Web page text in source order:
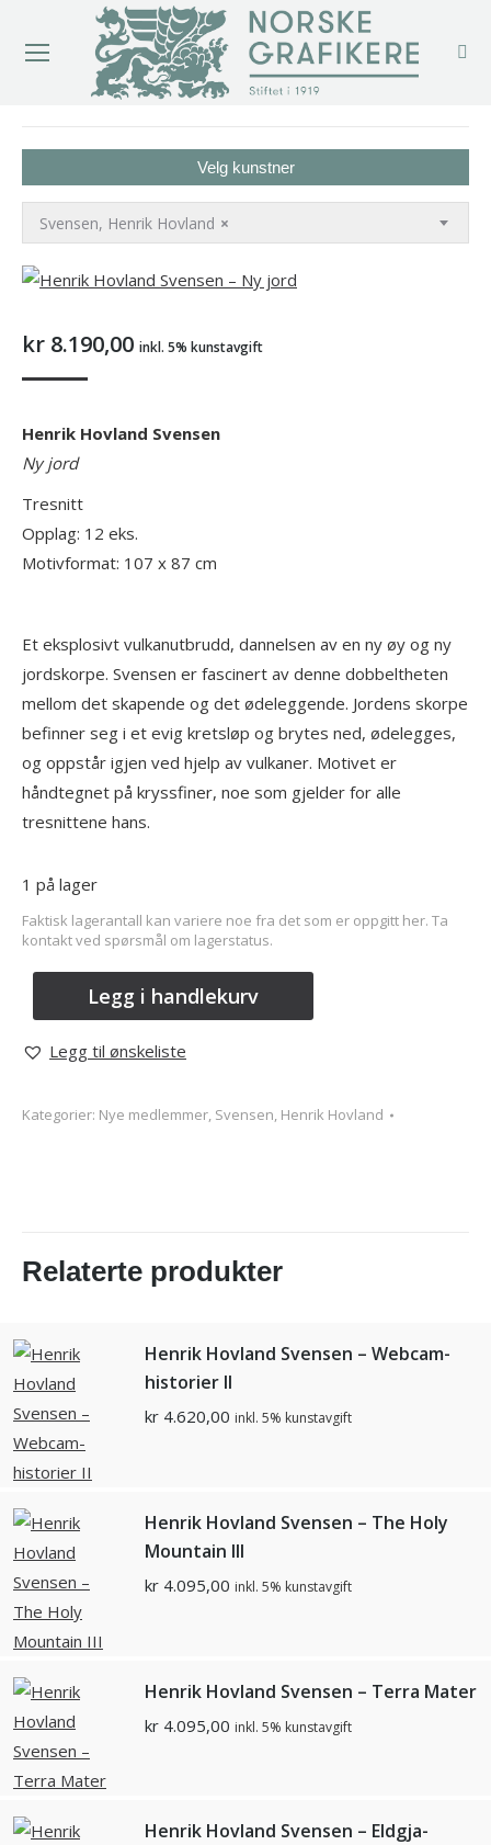
Velg kunstner
×
Svensen, Henrik Hovland
kr 8.190,00 inkl. 5% kunstavgift
Henrik Hovland Svensen
Ny jord
Tresnitt
Opplag: 12 eks.
Motivformat: 107 x 87 cm
Et eksplosivt vulkanutbrudd, dannelsen av en ny øy og ny
jordskorpe. Svensen er fascinert av denne dobbeltheten
mellom det skapende og det ødeleggende. Jordens skorpe
befinner seg i et evig kretsløp og brytes ned, ødelegges,
og oppstår igjen ved hjelp av vulkaner. Motivet er
håndtegnet på kryssfiner, noe som gjelder for alle
tresnittene hans.
1 på lager
Faktisk lagerantall kan variere noe fra det som er oppgitt her. Ta
kontakt ved spørsmål om lagerstatus.
Legg i handlekurv
Legg til ønskeliste
Kategorier: Nye medlemmer, Svensen, Henrik Hovland
Relaterte produkter
Henrik Hovland Svensen – Webcam-
historier II
kr 4.620,00 inkl. 5% kunstavgift
Henrik Hovland Svensen – The Holy
Mountain III
kr 4.095,00 inkl. 5% kunstavgift
Henrik Hovland Svensen – Terra Mater
kr 4.095,00 inkl. 5% kunstavgift
Henrik Hovland Svensen – Eldgja-